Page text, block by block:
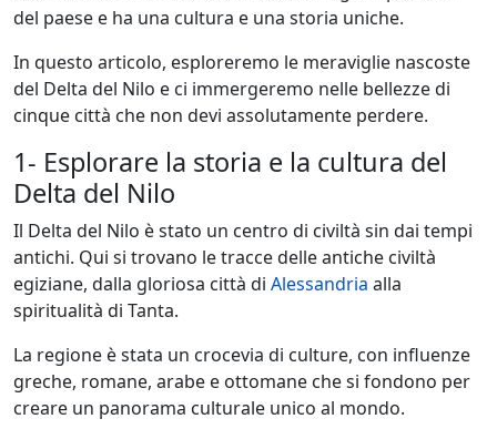
del paese e ha una cultura e una storia uniche.
In questo articolo, esploreremo le meraviglie nascoste
del Delta del Nilo e ci immergeremo nelle bellezze di
cinque città che non devi assolutamente perdere.
1- Esplorare la storia e la cultura del
Delta del Nilo
Il Delta del Nilo è stato un centro di civiltà sin dai tempi
antichi. Qui si trovano le tracce delle antiche civiltà
egiziane, dalla gloriosa città di Alessandria alla
spiritualità di Tanta.
La regione è stata un crocevia di culture, con influenze
greche, romane, arabe e ottomane che si fondono per
creare un panorama culturale unico al mondo.